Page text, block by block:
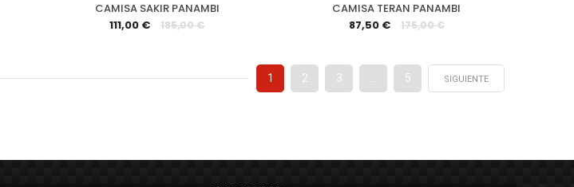
CAMISA SAKIR PANAMBI
111,00 €
185,00 €
CAMISA TERAN PANAMBI
87,50 €
175,00 €
1 2 3 … 5 SIGUIENTE